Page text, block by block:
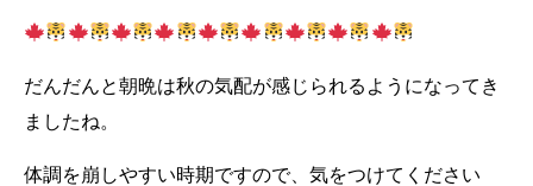
だんだんと朝晩は秋の気配が感じられるようになってき
ましたね。
体調を崩しやすい時期ですので、気をつけてください